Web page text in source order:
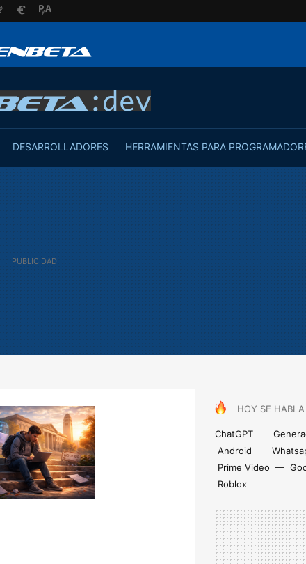
DESARROLLADORES HERRAMIENTAS PARA
HOY SE HABLA
ChatGPT
Android
Prime Video
Roblox